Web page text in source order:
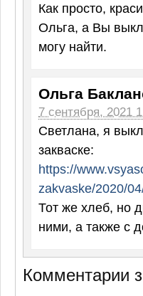
Как просто,
Ольга, а Вы
могу найти.
Ольга
7 сентября, 2021
Светлана, я
закваске:
https://
zakvaske/2020/
Тот же хлеб, но
ними, а также с
Комментарии